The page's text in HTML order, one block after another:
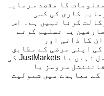
کا مقصد سرمایہ
کاری کی کسی
کرنا نہیں ہے۔ اس
یہ تسلیم کرتے
کا ذاتی اور
اپنی مرضی کے مطابق
ہے۔ یہ مواد کسی آفر پر مشتمل نہیں یا JustMarkets کی
سروسز یا
کے معاہدے میں شمولیت